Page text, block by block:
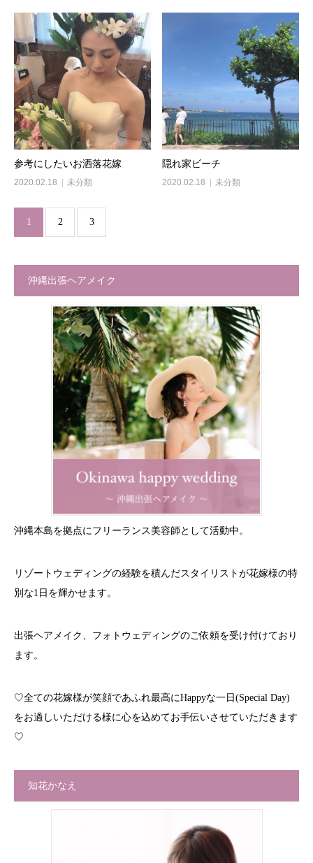
参考にしたいお洒落花嫁
2020.02.18 未分類
隠れ家ビーチ
2020.02.18 未分類
1 2 3
沖縄出張ヘアメイク
沖縄本島を拠点にフリーランス美容師として活動中。
リゾートウェディングの経験を積んだスタイリストが花嫁様の特
別な1日を輝かせます。
出張ヘアメイク、フォトウェディングのご依頼を受け付けており
ます。
♡全ての花嫁様が笑顔であふれ最高にHappyな一日(Special Day)
をお過しいただける様に心を込めてお手伝いさせていただきます
♡
知花かなえ